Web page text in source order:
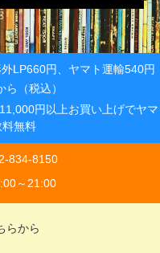
LP660円、ヤマト運輸540円
（税込）
円以上お買い上げでヤマ
料無料
834-8150
～21:00
らから